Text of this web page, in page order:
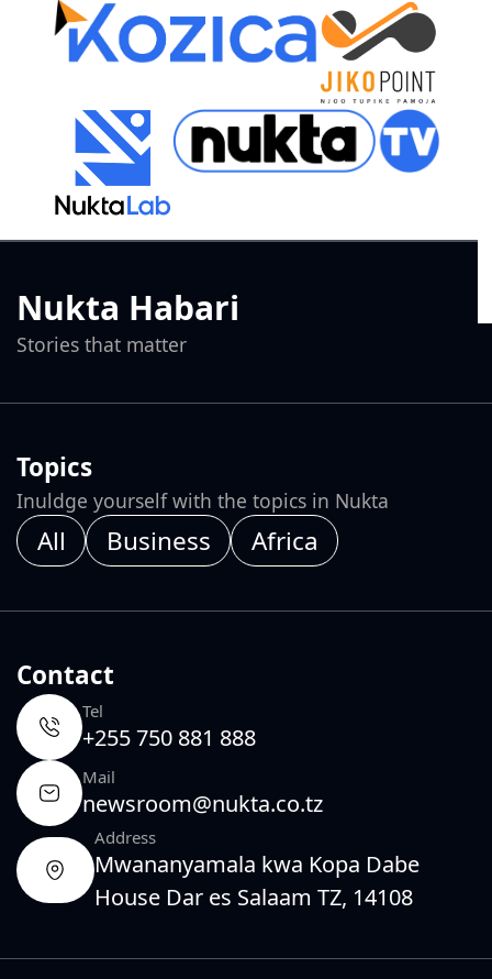
Nukta Habari
Stories that matter
Topics
Inuldge yourself with the topics in Nukta
All Business Africa
Contact
Tel
+255 750 881 888
Mail
newsroom@nukta.co.tz
Address
Mwananyamala kwa Kopa Dabe
House Dar es Salaam TZ, 14108